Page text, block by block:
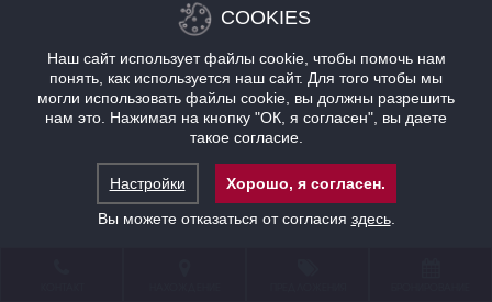
COOKIES
Наш сайт использует файлы cookie, чтобы помочь нам
понять, как используется наш сайт. Для того чтобы мы
могли использовать файлы cookie, вы должны разрешить
нам это. Нажимая на кнопку "ОК, я согласен", вы даете
такое согласие.
Настройки
Хорошо, я согласен.
Вы можете отказаться от согласия здесь.